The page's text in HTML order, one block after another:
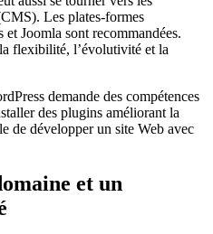
Les plates-formes
Joomla sont recommandées.
flexibilité, l’évolutivité et la
demande des compétences
des plugins améliorant la
de développer un site Web avec
et un